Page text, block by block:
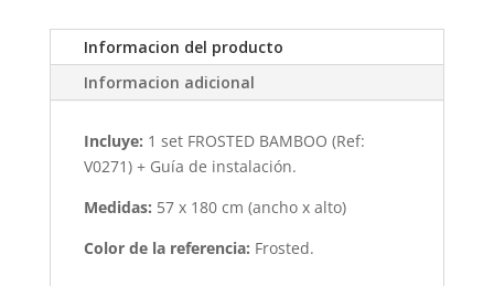
Informacion del producto
Informacion adicional
Incluye: 1 set FROSTED BAMBOO (Ref:
V0271) + Guía de instalación.
Medidas: 57 x 180 cm (ancho x alto)
Color de la referencia: Frosted.